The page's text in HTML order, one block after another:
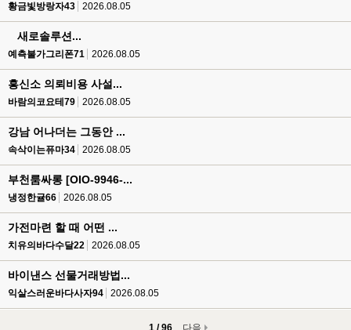
황금빛방랑자43 2026.08.05
새로솔루션...
예측불가그리폰71 2026.08.05
흥신소 의뢰비용 사설...
바람의코요테79 2026.08.05
강남 어나더는 그동안 ...
속삭이는퓨마34 2026.08.05
부천룸싸롱 [OIO-9946-...
냉정한귤66 2026.08.05
가전마련 할 때 어떤 ...
치유의바다수달22 2026.08.05
바이낸스 선물거래방법...
익살스러운바다사자94 2026.08.05
1 / 96 다음